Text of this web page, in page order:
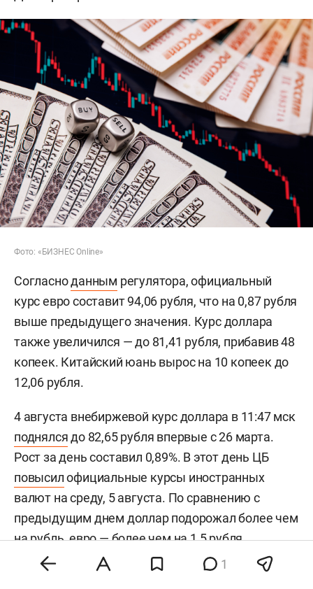
Фото: «БИЗНЕС Online»
Согласноданным регулятора, официальный
курс евро составит 94,06 рубля, что на 0,87 рубля
выше предыдущего значения. Курс доллара
также увеличился — до 81,41 рубля, прибавив 48
копеек. Китайский юань вырос на 10 копеек до
12,06 рубля.
4 августа внебиржевой курс доллара в 11:47 мск
поднялсядо 82,65 рубля впервые с 26 марта.
Рост за день составил 0,89%. В этот день ЦБ
повысилофициальные курсы иностранных
валют на среду, 5 августа. По сравнению с
предыдущим днем доллар подорожал более чем
на рубль, евро — более чем на 1,5 рубля.
Ранее гендиректор «Альфа-Форекс» Гузель
1